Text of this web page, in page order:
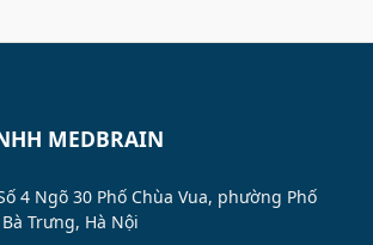
MEDBRAIN
4 Ngõ 30 Phố Chùa Vua, phường Phố
Trưng, Hà Nội